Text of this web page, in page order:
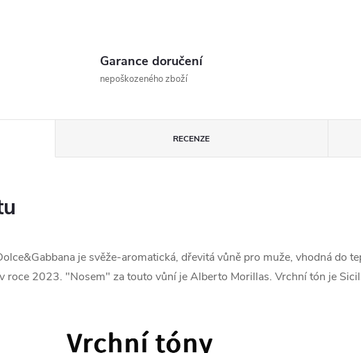
Garance doručení
nepoškozeného zboží
RECENZE
je svěže-aromatická, dřevitá vůně pro muže, vhodná do
roce 2023. "Nosem" za touto vůní je Alberto Morillas. Vrchní tón je